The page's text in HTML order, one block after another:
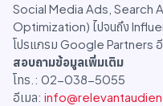
Social Media Ads, Search
Optimization) ไปจนถึง
โปรแกรม Google Partners
สอบถามข้อมูลเพิ่มเติม
โทร.: 02-038-5055
อีเมล: